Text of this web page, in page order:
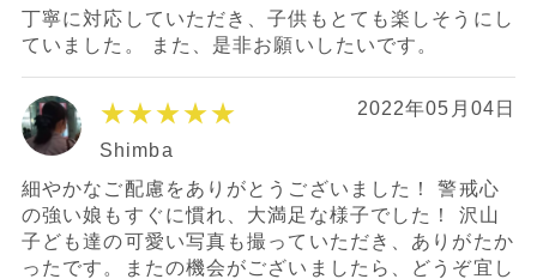
丁寧に対応していただき、子供もとても楽しそうにし
ていました。 また、是非お願いしたいです。
★★★★★ 2022年05月04日
Shimba
細やかなご配慮をありがとうございました！ 警戒心
の強い娘もすぐに慣れ、大満足な様子でした！ 沢山
子ども達の可愛い写真も撮っていただき、ありがたか
ったです。またの機会がございましたら、どうぞ宜し